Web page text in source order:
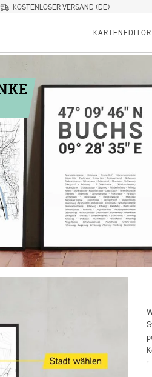
KOSTENLOSER VERSAND (DE)
KARTENEDITOR